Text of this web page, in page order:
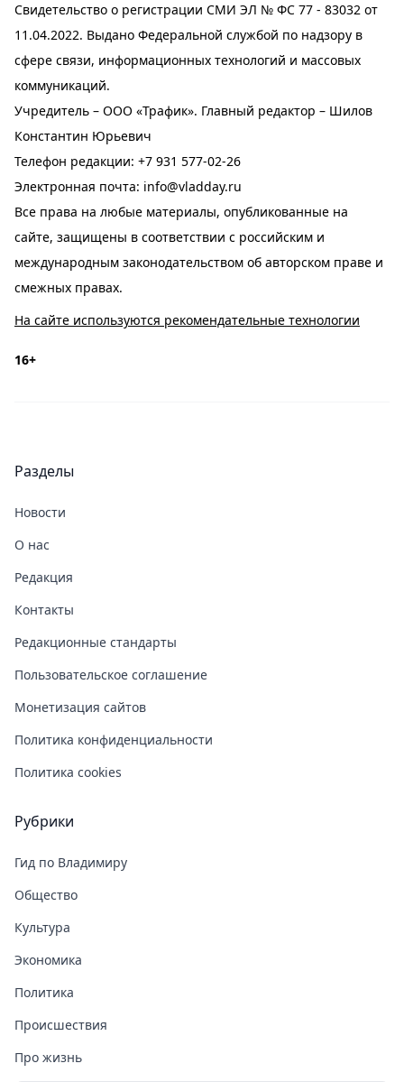
Свидетельство о регистрации СМИ ЭЛ № ФС 77 - 83032 от
11.04.2022. Выдано Федеральной службой по надзору в
сфере связи, информационных технологий и массовых
коммуникаций.
Учредитель – ООО «Трафик». Главный редактор – Шилов
Константин Юрьевич
Телефон редакции: +7 931 577-02-26
Электронная почта: info@vladday.ru
Все права на любые материалы, опубликованные на
сайте, защищены в соответствии с российским и
международным законодательством об авторском праве и
смежных правах.
На сайте используются рекомендательные технологии
16+
Разделы
Новости
О нас
Редакция
Контакты
Редакционные стандарты
Пользовательское соглашение
Монетизация сайтов
Политика конфиденциальности
Политика cookies
Рубрики
Гид по Владимиру
Общество
Культура
Экономика
Политика
Происшествия
Про жизнь